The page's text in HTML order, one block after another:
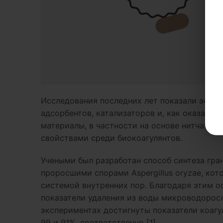
Исследования последних лет показали
адсорбентов, катализаторов и, как
материалы, в частности на основе
свойствами среди биокоагулянтов.
Учеными был разработан способ синтеза
проросшими спорами Aspergillus oryzae,
системой внутренних пор. Благодаря этим
показатели удаления из воды
экспериментах достигнуты показатели